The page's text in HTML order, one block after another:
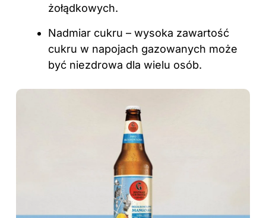
żołądkowych.
Nadmiar cukru – wysoka zawartość
cukru w napojach gazowanych może
być niezdrowa dla wielu osób.